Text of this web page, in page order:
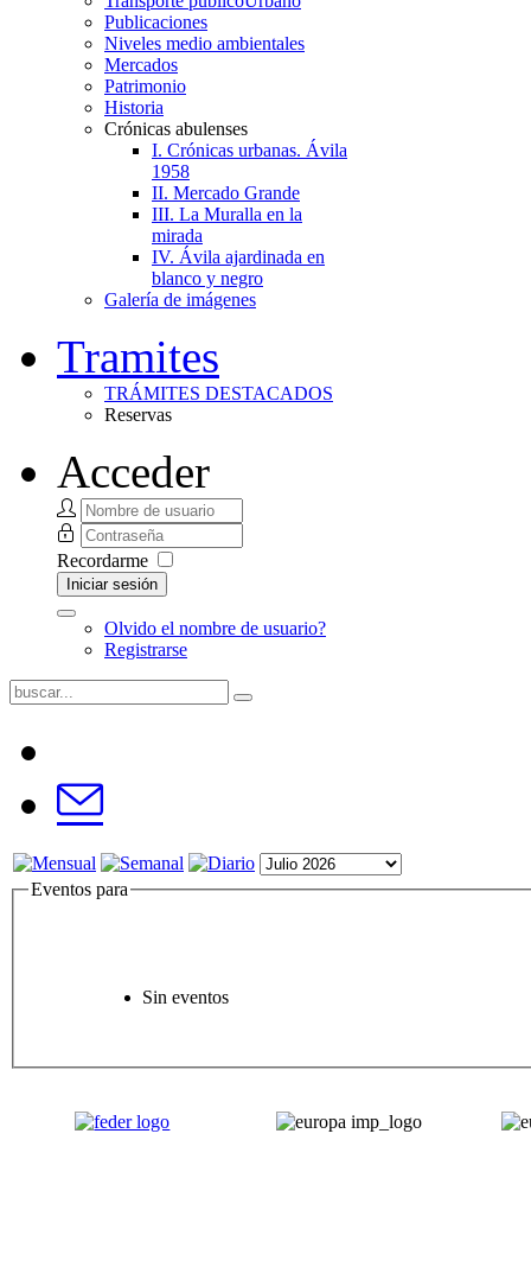
Publicaciones
Niveles medio ambientales
Mercados
Patrimonio
Historia
Crónicas abulenses
I. Crónicas urbanas. Ávila
1958
II. Mercado Grande
III. La Muralla en la
mirada
IV. Ávila ajardinada en
blanco y negro
Galería de imágenes
Tramites
TRÁMITES DESTACADOS
Reservas
Acceder
Recordarme
Iniciar sesión
Olvido el nombre de usuario?
Registrarse
Eventos para
Sin eventos